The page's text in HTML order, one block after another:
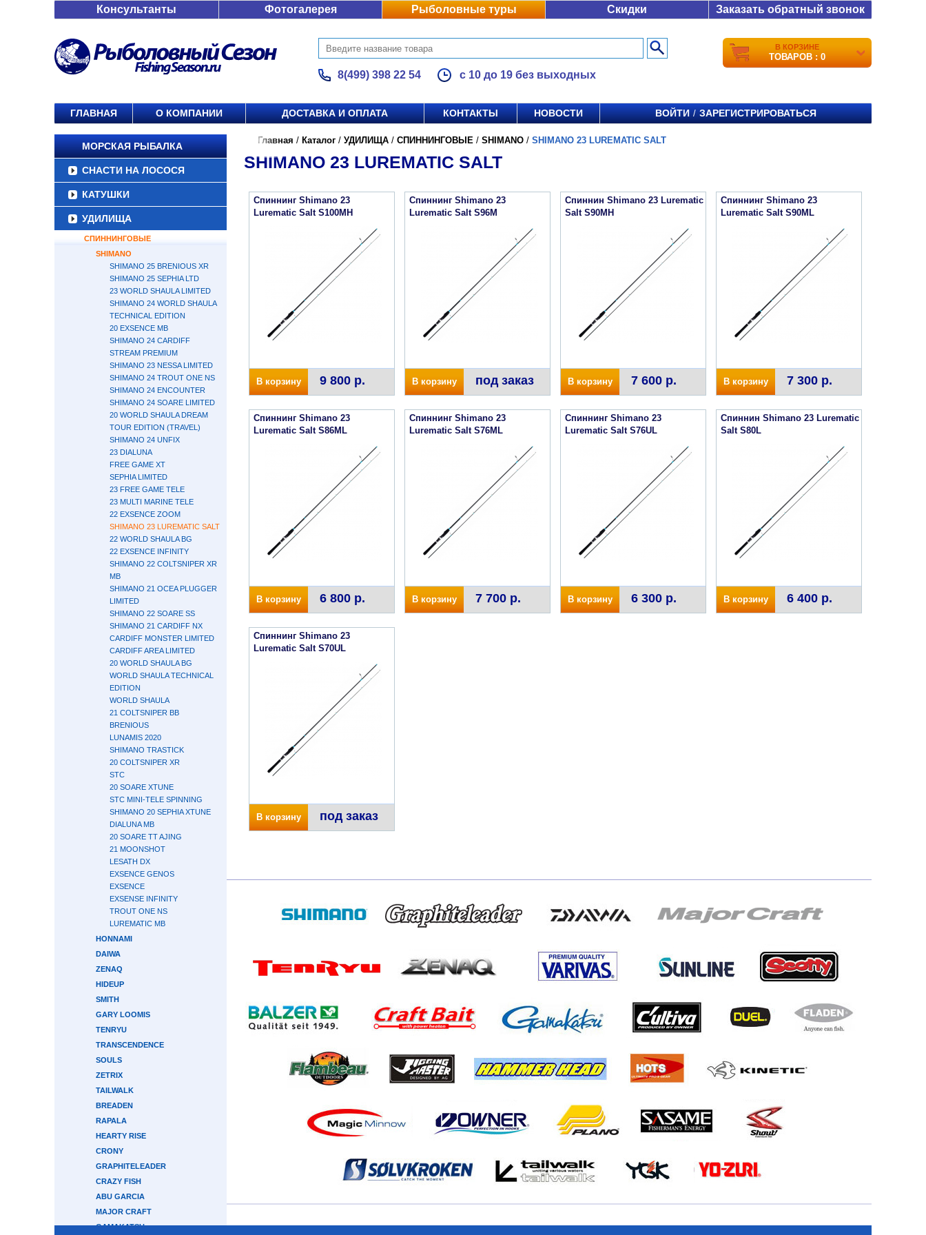
Консультанты Фотогалерея Рыболовные туры Скидки Заказать обратный звонок
8(499) 398 22 54 с 10 до 19 без выходных
В КОРЗИНЕ
ТОВАРОВ : 0
ГЛАВНАЯ О КОМПАНИИ ДОСТАВКА И ОПЛАТА КОНТАКТЫ НОВОСТИ ВОЙТИ / ЗАРЕГИСТРИРОВАТЬСЯ
МОРСКАЯ РЫБАЛКА
СНАСТИ НА ЛОСОСЯ
КАТУШКИ
УДИЛИЩА
СПИННИНГОВЫЕ
SHIMANO
SHIMANO 25 BRENIOUS XR
SHIMANO 25 SEPHIA LTD
23 WORLD SHAULA LIMITED
SHIMANO 24 WORLD SHAULA
TECHNICAL EDITION
20 EXSENCE MB
SHIMANO 24 CARDIFF
STREAM PREMIUM
SHIMANO 23 NESSA LIMITED
SHIMANO 24 TROUT ONE NS
SHIMANO 24 ENCOUNTER
SHIMANO 24 SOARE LIMITED
20 WORLD SHAULA DREAM
TOUR EDITION (TRAVEL)
SHIMANO 24 UNFIX
23 DIALUNA
FREE GAME XT
SEPHIA LIMITED
23 FREE GAME TELE
23 MULTI MARINE TELE
22 EXSENCE ZOOM
SHIMANO 23 LUREMATIC SALT
22 WORLD SHAULA BG
22 EXSENCE INFINITY
SHIMANO 22 COLTSNIPER XR
MB
SHIMANO 21 OCEA PLUGGER
LIMITED
SHIMANO 22 SOARE SS
SHIMANO 21 CARDIFF NX
CARDIFF MONSTER LIMITED
CARDIFF AREA LIMITED
20 WORLD SHAULA BG
WORLD SHAULA TECHNICAL
EDITION
WORLD SHAULA
21 COLTSNIPER BB
BRENIOUS
LUNAMIS 2020
SHIMANO TRASTICK
20 COLTSNIPER XR
STC
20 SOARE XTUNE
STC MINI-TELE SPINNING
SHIMANO 20 SEPHIA XTUNE
DIALUNA MB
20 SOARE TT AJING
21 MOONSHOT
LESATH DX
EXSENCE GENOS
EXSENCE
EXSENSE INFINITY
TROUT ONE NS
LUREMATIC MB
HONNAMI
DAIWA
ZENAQ
HIDEUP
SMITH
GARY LOOMIS
TENRYU
TRANSCENDENCE
SOULS
ZETRIX
TAILWALK
BREADEN
RAPALA
HEARTY RISE
CRONY
GRAPHITELEADER
CRAZY FISH
ABU GARCIA
MAJOR CRAFT
GAMAKATSU
Главная / Каталог / УДИЛИЩА / СПИННИНГОВЫЕ / SHIMANO / SHIMANO 23 LUREMATIC SALT
SHIMANO 23 LUREMATIC SALT
Спиннинг Shimano 23
Lurematic Salt S100MH
В корзину 9 800 р.
Спиннинг Shimano 23
Lurematic Salt S96M
В корзину под заказ
Спиннин Shimano 23 Lurematic
Salt S90MH
В корзину 7 600 р.
Спиннинг Shimano 23
Lurematic Salt S90ML
В корзину 7 300 р.
Спиннинг Shimano 23
Lurematic Salt S86ML
В корзину 6 800 р.
Спиннинг Shimano 23
Lurematic Salt S76ML
В корзину 7 700 р.
Спиннинг Shimano 23
Lurematic Salt S76UL
В корзину 6 300 р.
Спиннин Shimano 23 Lurematic
Salt S80L
В корзину 6 400 р.
Спиннинг Shimano 23
Lurematic Salt S70UL
В корзину под заказ